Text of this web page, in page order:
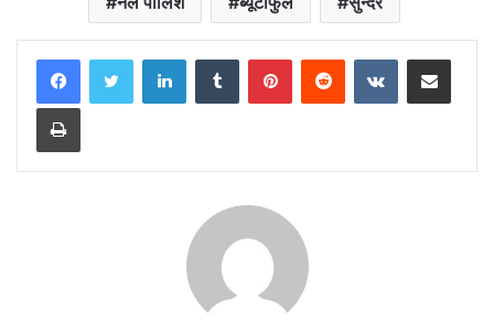
LinkedInTumblr PinterestReddit VKontakteShare via Email
Print